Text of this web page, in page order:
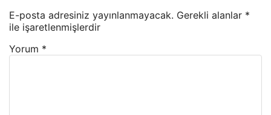
E-posta adresiniz yayınlanmayacak. Gerekli alanlar *
ile işaretlenmişlerdir
Yorum *